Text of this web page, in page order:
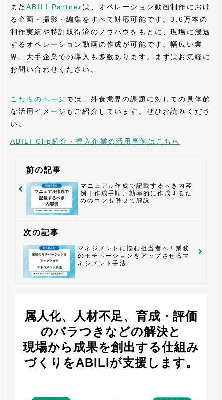
またABILI Partnerは、オペレーション動画制作におけ
る企画・撮影・編集をすべて対応可能です。3.6万本の
制作実績や特許取得済のノウハウをもとに、現場に浸透
するオペレーション動画の作成が可能です。幅広い業
界、大手企業での導入も多数あります。まずはお気軽に
お問い合わせください。
こちらのページ では、外食業界の課題に対しての具体的
な活用イメージもご紹介しています。ぜひお読みくださ
い。
ABILI Clip紹介・導入企業の活用事例はこちら
前の記事
マニュアル作成で記載するべき内容
例｜作成手順、効率的に作成するた
めのコツも併せて解説
次の記事
マネジメントに悩む担当者へ！業務
のモチベーションをアップさせるマ
ネジメント手法
属人化、人材不足、育成・評価
のバラつきなどの解決と
現場から成果を創出する仕組み
づくりをABILIが支援します。